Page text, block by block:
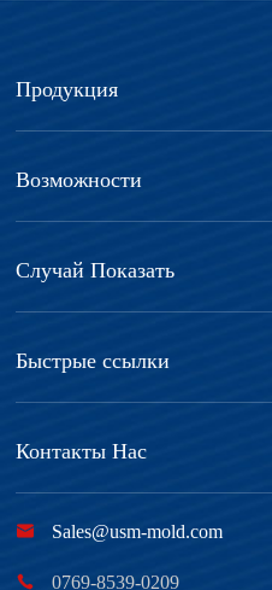
Продукция
Возможности
Случай Показать
Быстрые ссылки
Контакты Нас
 Sales@usm-mold.com
 0769-8539-0209